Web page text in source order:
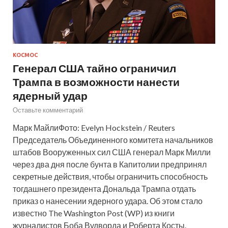
КОСМОС
Генерал США тайно ограничил
Трампа в возможности нанести
ядерный удар
Оставьте комментарий
Марк МайлиФото: Evelyn Hockstein / Reuters
Председатель Объединенного комитета начальников
штабов Вооруженных сил США генерал Марк Милли
через два дня после бунта в Капитолии предпринял
секретные действия, чтобы ограничить способность
тогдашнего президента Дональда Трампа отдать
приказ о нанесении ядерного удара. Об этом стало
известно The Washington Post (WP) из книги
журналистов Боба Вудворда и Роберта Косты.